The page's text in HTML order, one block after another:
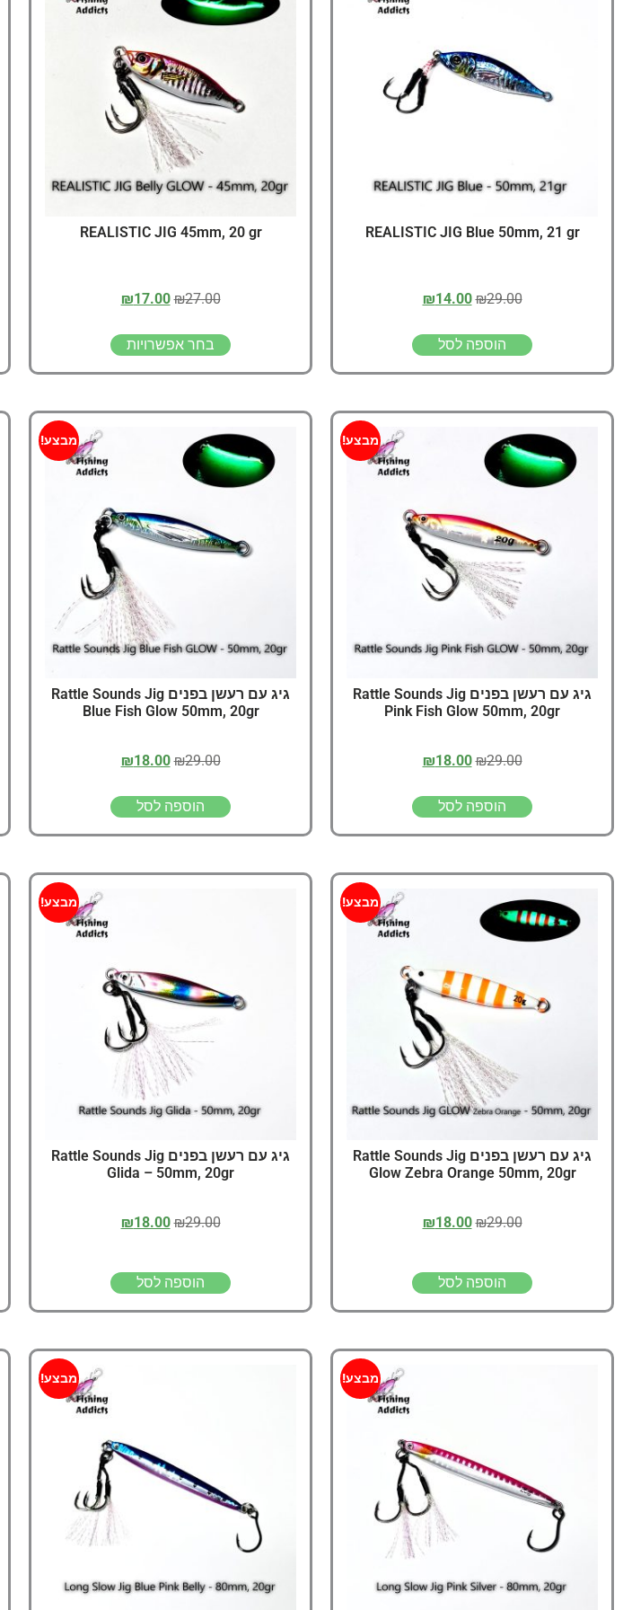
REALISTIC JIG Blue 50mm, 21 gr
₪29.00
₪14.00
הוספה לסל
REALISTIC JIG 45mm, 20 gr
₪27.00
₪17.00
בחר אפשרויות
מבצע!
גיג עם רעשן בפנים Rattle Sounds Jig
Pink Fish Glow 50mm, 20gr
₪29.00
₪18.00
הוספה לסל
מבצע!
גיג עם רעשן בפנים Rattle Sounds Jig
Blue Fish Glow 50mm, 20gr
₪29.00
₪18.00
הוספה לסל
מבצע!
גיג עם רעשן בפנים Rattle Sounds Jig
Glow Zebra Orange 50mm, 20gr
₪29.00
₪18.00
הוספה לסל
מבצע!
גיג עם רעשן בפנים Rattle Sounds Jig
Glida – 50mm, 20gr
₪29.00
₪18.00
הוספה לסל
מבצע! מבצע!